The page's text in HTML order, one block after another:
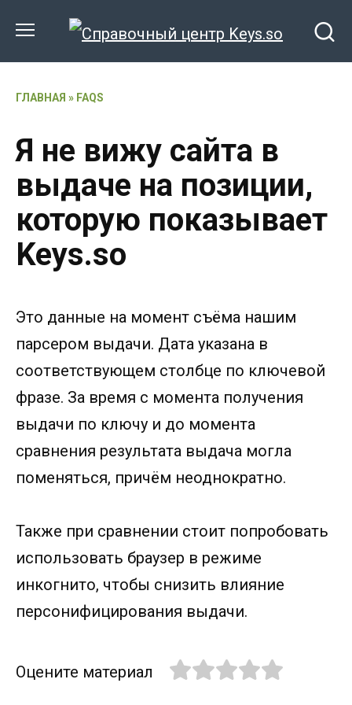
ГЛАВНАЯ » FAQS
Я не вижу сайта в
выдаче на позиции,
которую показывает
Keys.so
Это данные на момент съёма нашим
парсером выдачи. Дата указана в
соответствующем столбце по ключевой
фразе. За время с момента получения
выдачи по ключу и до момента
сравнения результата выдача могла
поменяться, причём неоднократно.
Также при сравнении стоит попробовать
использовать браузер в режиме
инкогнито, чтобы снизить влияние
персонифицирования выдачи.
Оцените материал